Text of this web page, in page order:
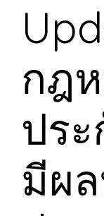
กฎ
ปร
มีผ